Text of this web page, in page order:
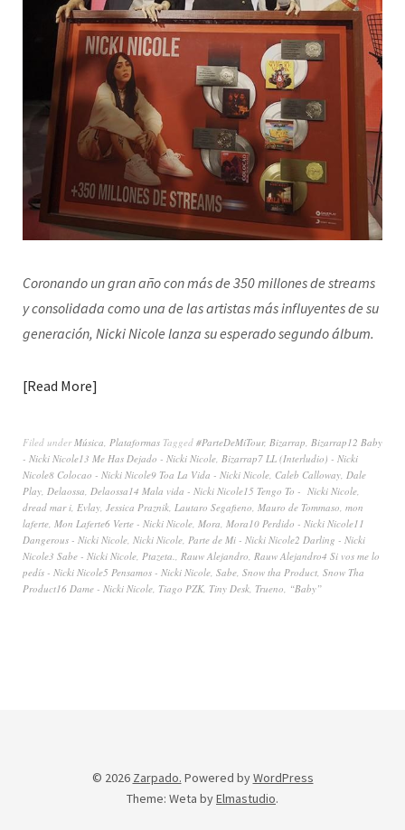
Coronando un gran año con más de 350 millones de streams
y consolidada como una de las artistas más influyentes de su
generación, Nicki Nicole lanza su esperado segundo álbum.
Read More
Filed underMúsica, Plataformas Tagged #ParteDeMiTour, Bizarrap, Bizarrap12 Baby
- Nicki Nicole13 Me Has Dejado - Nicki Nicole, Bizarrap7 LL (Interludio) - Nicki
Nicole8 Colocao - Nicki Nicole9 Toa La Vida - Nicki Nicole, Caleb Calloway, Dale
Play, Delaossa, Delaossa14 Mala vida - Nicki Nicole15 Tengo To - Nicki Nicole,
dread mar i, Evlay, Jessica Praznik, Lautaro Segafieno, Mauro de Tommaso, mon
laferte, Mon Laferte6 Verte - Nicki Nicole, Mora, Mora10 Perdido - Nicki Nicole11
Dangerous - Nicki Nicole, Nicki Nicole, Parte de Mi - Nicki Nicole2 Darling - Nicki
Nicole3 Sabe - Nicki Nicole, Ptazeta., Rauw Alejandro, Rauw Alejandro4 Si vos me lo
pedís - Nicki Nicole5 Pensamos - Nicki Nicole, Sabe, Snow tha Product, Snow Tha
Product16 Dame - Nicki Nicole, Tiago PZK, Tiny Desk, Trueno, “Baby”
© 2026 Zarpado. Powered byWordPress
Theme: Weta byElmastudio.